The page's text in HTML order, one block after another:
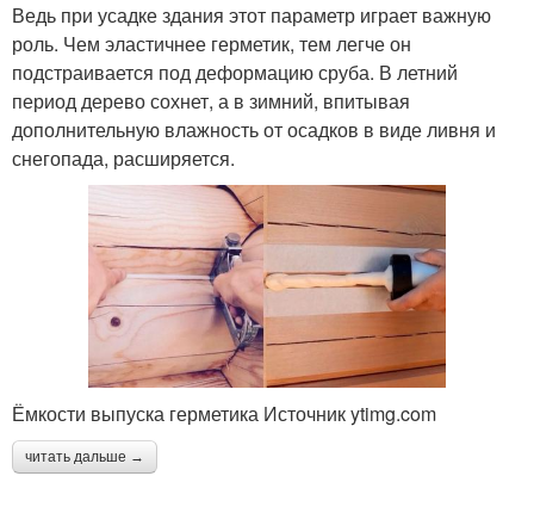
Ведь при усадке здания этот параметр играет важную
роль. Чем эластичнее герметик, тем легче он
подстраивается под деформацию сруба. В летний
период дерево сохнет, а в зимний, впитывая
дополнительную влажность от осадков в виде ливня и
снегопада, расширяется.
Ёмкости выпуска герметика Источник ytimg.com
читать дальше →